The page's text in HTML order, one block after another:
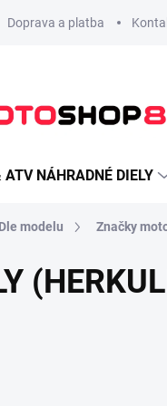
Doprava a platba
ATV NÁHRADNÉ DIELY
Dle modelu Značky